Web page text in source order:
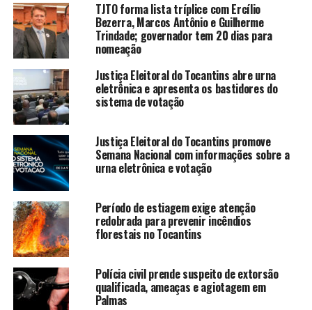
TJTO forma lista tríplice com Ercílio
Bezerra, Marcos Antônio e Guilherme
Trindade; governador tem 20 dias para
nomeação
Justiça Eleitoral do Tocantins abre urna
eletrônica e apresenta os bastidores do
sistema de votação
Justiça Eleitoral do Tocantins promove
Semana Nacional com informações sobre a
urna eletrônica e votação
Período de estiagem exige atenção
redobrada para prevenir incêndios
florestais no Tocantins
Polícia civil prende suspeito de extorsão
qualificada, ameaças e agiotagem em
Palmas